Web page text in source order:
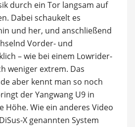
durch ein Tor langsam auf
Dabei schaukelt es
und her, und anschließend
Vorder- und
– wie bei einem Lowrider-
weniger extrem. Das
aber kennt man so noch
der Yangwang U9 in
Höhe. Wie ein anderes Video
X genannten System